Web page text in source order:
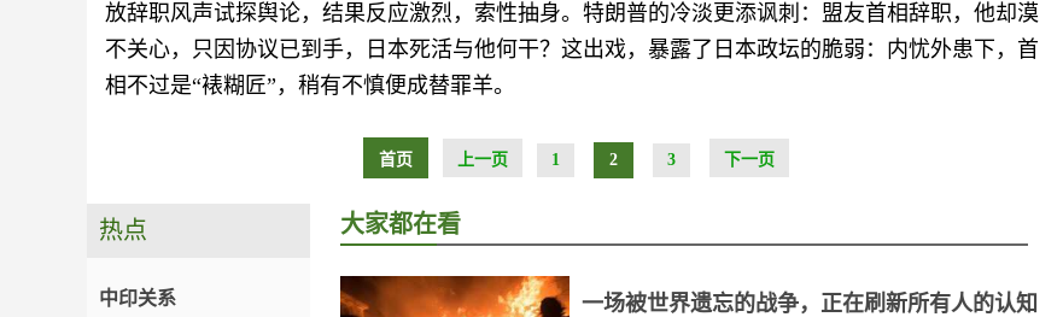
放辞职风声试探舆论，结果反应激烈，索性抽身。特朗普的冷淡更添讽刺：盟友首相辞职，他却漠
不关心，只因协议已到手，日本死活与他何干？这出戏，暴露了日本政坛的脆弱：内忧外患下，首
相不过是“裱糊匠”，稍有不慎便成替罪羊。
首页 上一页 1 2 3 下一页
热点
中印关系
大家都在看
一场被世界遗忘的战争，正在刷新所有人的认知